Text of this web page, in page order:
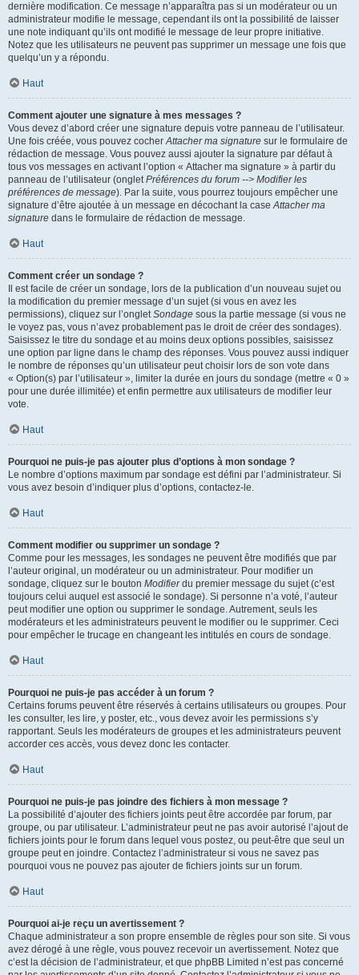
dernière modification. Ce message n’apparaîtra pas si un modérateur ou un
administrateur modifie le message, cependant ils ont la possibilité de laisser
une note indiquant qu’ils ont modifié le message de leur propre initiative.
Notez que les utilisateurs ne peuvent pas supprimer un message une fois que
quelqu’un y a répondu.
Haut
Comment ajouter une signature à mes messages ?
Vous devez d’abord créer une signature depuis votre panneau de l’utilisateur.
Une fois créée, vous pouvez cocherAttacher ma signature sur le formulaire de
rédaction de message. Vous pouvez aussi ajouter la signature par défaut à
tous vos messages en activant l’option « Attacher ma signature » à partir du
panneau de l’utilisateur (ongletPréférences du forum --> Modifier les
préférences de message). Par la suite, vous pourrez toujours empêcher une
signature d’être ajoutée à un message en décochant la caseAttacher ma
signature dans le formulaire de rédaction de message.
Haut
Comment créer un sondage ?
Il est facile de créer un sondage, lors de la publication d’un nouveau sujet ou
la modification du premier message d’un sujet (si vous en avez les
permissions), cliquez sur l’ongletSondage sous la partie message (si vous ne
le voyez pas, vous n’avez probablement pas le droit de créer des sondages).
Saisissez le titre du sondage et au moins deux options possibles, saisissez
une option par ligne dans le champ des réponses. Vous pouvez aussi indiquer
le nombre de réponses qu’un utilisateur peut choisir lors de son vote dans
« Option(s) par l’utilisateur », limiter la durée en jours du sondage (mettre « 0 »
pour une durée illimitée) et enfin permettre aux utilisateurs de modifier leur
vote.
Haut
Pourquoi ne puis-je pas ajouter plus d’options à mon sondage ?
Le nombre d’options maximum par sondage est défini par l’administrateur. Si
vous avez besoin d’indiquer plus d’options, contactez-le.
Haut
Comment modifier ou supprimer un sondage ?
Comme pour les messages, les sondages ne peuvent être modifiés que par
l’auteur original, un modérateur ou un administrateur. Pour modifier un
sondage, cliquez sur le bouton Modifierdu premier message du sujet (c’est
toujours celui auquel est associé le sondage). Si personne n’a voté, l’auteur
peut modifier une option ou supprimer le sondage. Autrement, seuls les
modérateurs et les administrateurs peuvent le modifier ou le supprimer. Ceci
pour empêcher le trucage en changeant les intitulés en cours de sondage.
Haut
Pourquoi ne puis-je pas accéder à un forum ?
Certains forums peuvent être réservés à certains utilisateurs ou groupes. Pour
les consulter, les lire, y poster, etc., vous devez avoir les permissions s’y
rapportant. Seuls les modérateurs de groupes et les administrateurs peuvent
accorder ces accès, vous devez donc les contacter.
Haut
Pourquoi ne puis-je pas joindre des fichiers à mon message ?
La possibilité d’ajouter des fichiers joints peut être accordée par forum, par
groupe, ou par utilisateur. L’administrateur peut ne pas avoir autorisé l’ajout de
fichiers joints pour le forum dans lequel vous postez, ou peut-être que seul un
groupe peut en joindre. Contactez l’administrateur si vous ne savez pas
pourquoi vous ne pouvez pas ajouter de fichiers joints sur un forum.
Haut
Pourquoi ai-je reçu un avertissement ?
Chaque administrateur a son propre ensemble de règles pour son site. Si vous
avez dérogé à une règle, vous pouvez recevoir un avertissement. Notez que
c’est la décision de l’administrateur, et que phpBB Limited n’est pas concerné